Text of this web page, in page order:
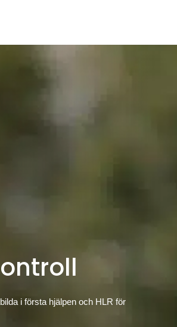
i första hjälpen och HLR för